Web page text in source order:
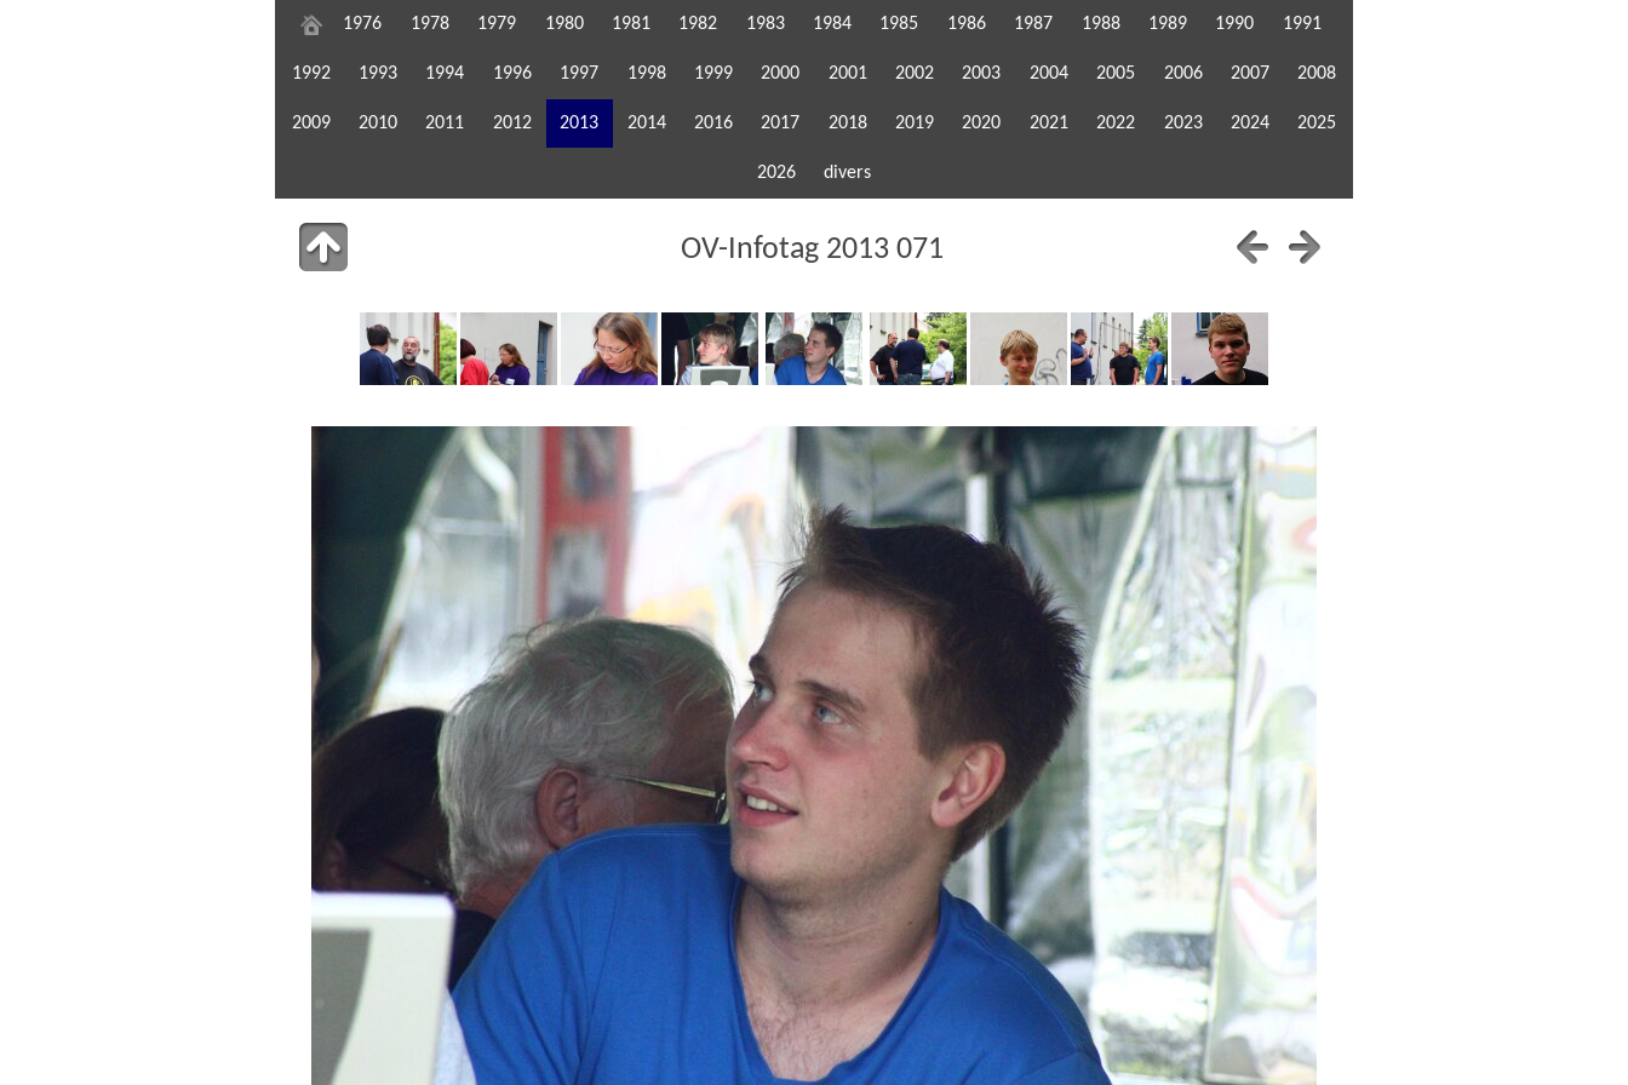
1976 1978 1979 1980 1981 1982 1983 1984 1985 1986 1987 1988 1989 1990 1991
1992 1993 1994 1996 1997 1998 1999 2000 2001 2002 2003 2004 2005 2006 2007 2008
2009 2010 2011 2012 2013 2014 2016 2017 2018 2019 2020 2021 2022 2023 2024 2025
2026 divers
OV-Infotag 2013 071